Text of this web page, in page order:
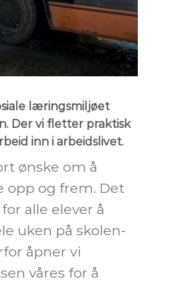
læringsmiljøet
Der vi fletter praktisk
inn i arbeidslivet.
ønske om å
opp og frem. Det
alle elever å
uken på skolen-
åpner vi
våres for å